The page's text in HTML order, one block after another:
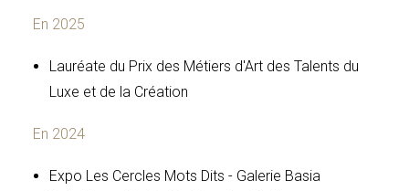
En 2025
Lauréate du Prix des Métiers d'Art des Talents du
Luxe et de la Création
En 2024
Expo Les Cercles Mots Dits - Galerie Basia